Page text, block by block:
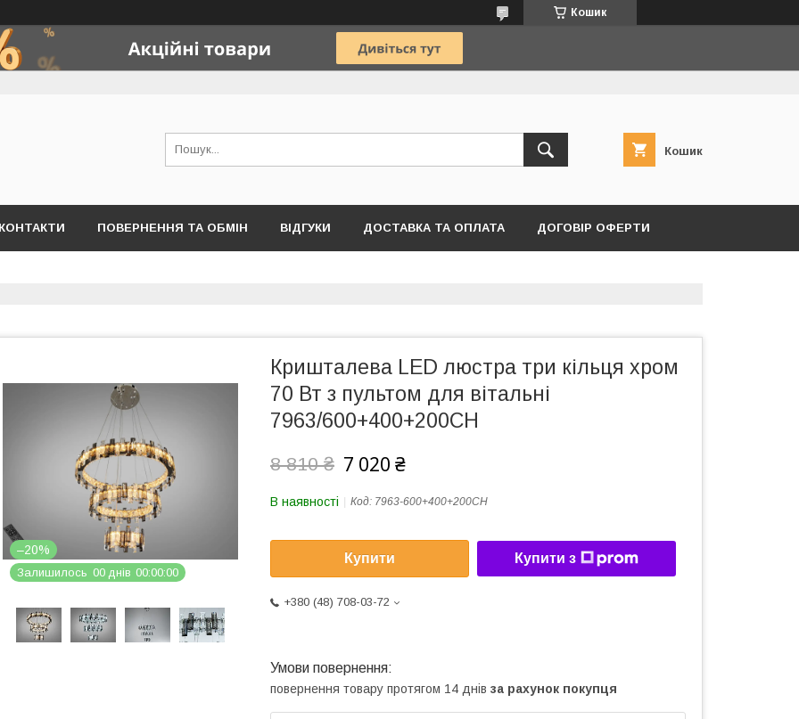
Кошик
Кошик
КОНТАКТИ ПОВЕРНЕННЯ ТА ОБМІН ВІДГУКИ ДОСТАВКА ТА ОПЛАТА ДОГОВІР ОФЕРТИ
–20%
Залишилось 00 днів 00 00 00
Кришталева LED люстра три кільця хром
70 Вт з пультом для вітальні
7963/600+400+200CH
8 810 ₴ 7 020 ₴
В наявності Код: 7963-600+400+200CH
Купити Купити з
+380 (48) 708-03-72
повернення товару протягом 14 днів за рахунок покупця